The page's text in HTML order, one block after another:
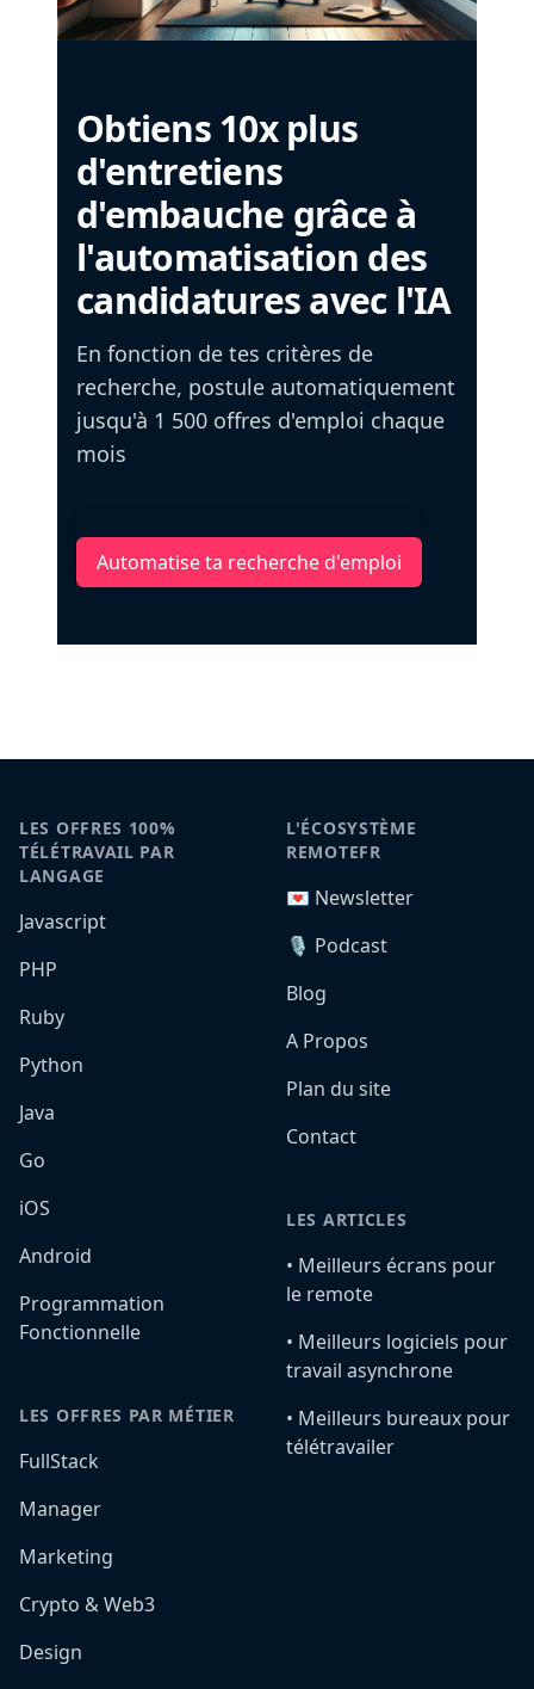
Obtiens 10x plus
d'entretiens
d'embauche grâce à
l'automatisation des
candidatures avec l'IA
En fonction de tes critères de
recherche, postule automatiquement
jusqu'à 1 500 offres d'emploi chaque
mois
Automatise ta recherche d'emploi
LES OFFRES 100%
TÉLÉTRAVAIL PAR
LANGAGE
Javascript
PHP
Ruby
Python
Java
Go
iOS
Android
Programmation
Fonctionnelle
LES OFFRES PAR MÉTIER
FullStack
Manager
Marketing
Crypto & Web3
Design
L'ÉCOSYSTÈME
REMOTEFR
💌 Newsletter
🎙️ Podcast
Blog
A Propos
Plan du site
Contact
LES ARTICLES
•️ Meilleurs écrans pour
le remote
•️ Meilleurs logiciels pour
travail asynchrone
•️ Meilleurs bureaux pour
télétravailer